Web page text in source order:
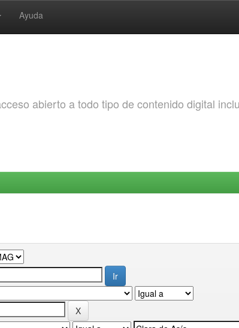
Ayuda
abierto a todo tipo de contenido digital